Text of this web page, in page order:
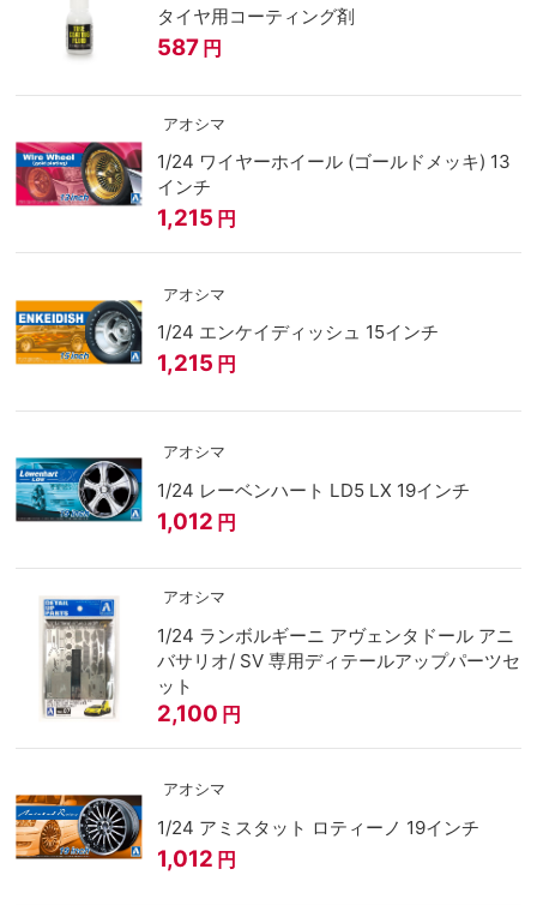
タイヤ用コーティング剤
587 円
アオシマ
1/24 ワイヤーホイール (ゴールドメッキ) 13
インチ
1,215 円
アオシマ
1/24 エンケイディッシュ 15インチ
1,215 円
アオシマ
1/24 レーベンハート LD5 LX 19インチ
1,012 円
アオシマ
1/24 ランボルギーニ アヴェンタドール アニ
バサリオ/ SV 専用ディテールアップパーツセ
ット
2,100 円
アオシマ
1/24 アミスタット ロティーノ 19インチ
1,012 円